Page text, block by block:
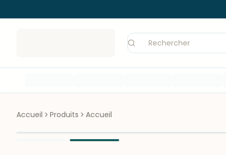
Accueil Produits Accueil